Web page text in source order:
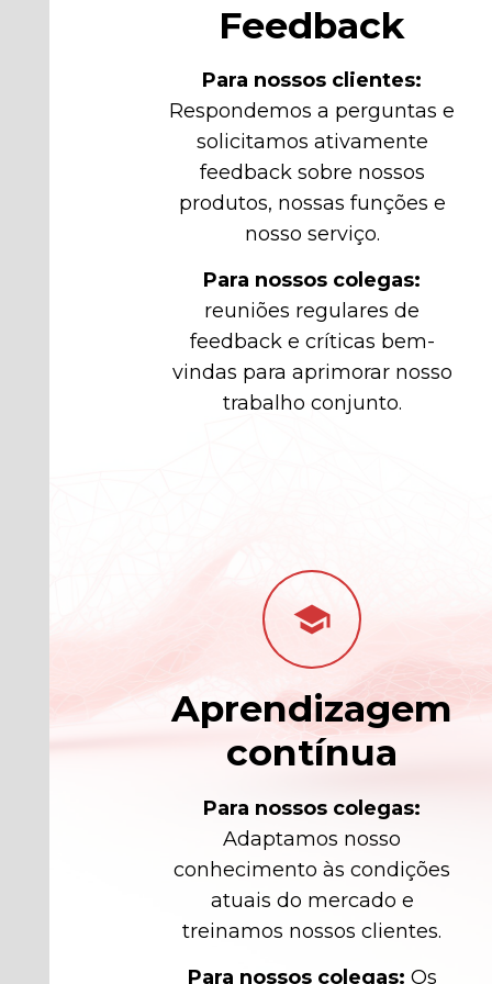
Feedback
Para nossos clientes:
Respondemos a perguntas e
solicitamos ativamente
feedback sobre nossos
produtos, nossas funções e
nosso serviço.
Para nossos colegas:
reuniões regulares de
feedback e críticas bem-
vindas para aprimorar nosso
trabalho conjunto.
school
Aprendizagem
contínua
Para nossos colegas:
Adaptamos nosso
conhecimento às condições
atuais do mercado e
treinamos nossos clientes.
Para nossos colegas: Os